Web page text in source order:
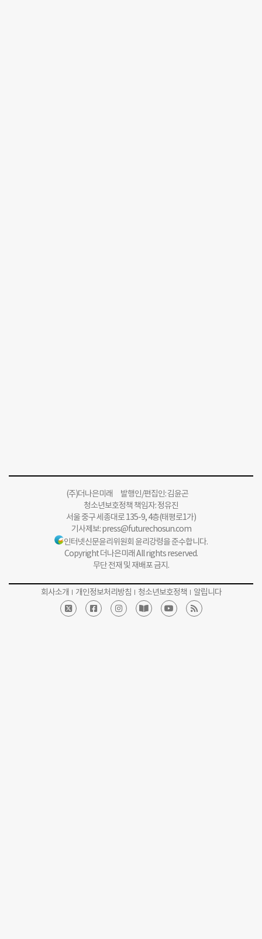
(주)더나은미래 발행인/편집인: 김윤곤
청소년보호정책 책임자: 정유진
서울 중구 세종대로 135-9, 4층(태평로1가)
기사제보:press@futurechosun.com
인터넷신문윤리위원회 윤리강령을 준수합니다.
Copyright 더나은미래 All rights reserved.
무단 전재 및 재배포 금지.
회사소개 개인정보처리방침 청소년보호정책 알립니다